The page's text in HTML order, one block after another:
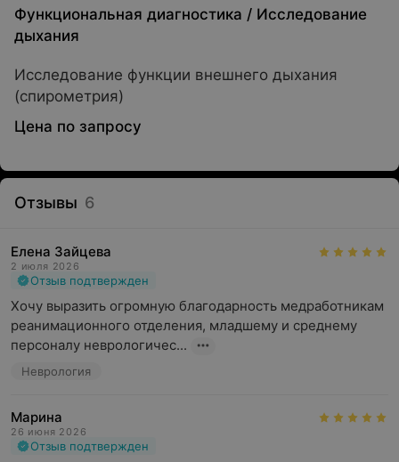
Функциональная диагностика / Исследование
дыхания
Исследование функции внешнего дыхания
(спирометрия)
Цена по запросу
Отзывы 6
Елена Зайцева
2 июля 2026
Отзыв подтвержден
Хочу выразить огромную благодарность медработникам
реанимационного отделения, младшему и среднему
персоналу неврологичес...
Неврология
Марина
26 июня 2026
Отзыв подтвержден